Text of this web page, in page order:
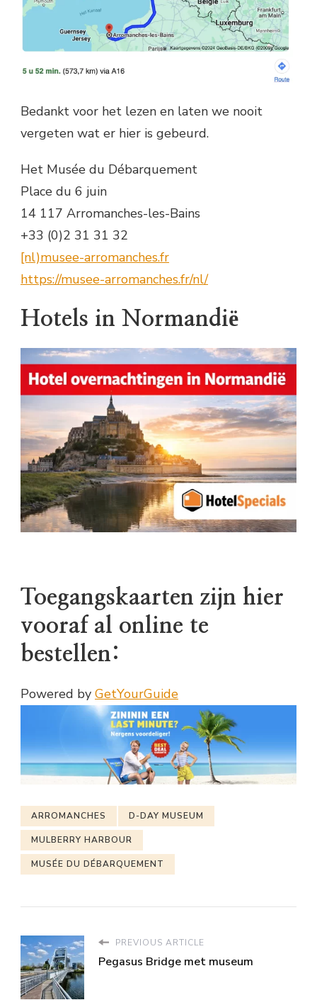
Bedankt voor het lezen en laten we nooit
vergeten wat er hier is gebeurd.
Het Musée du Débarquement
Place du 6 juin
14 117 Arromanches-les-Bains
+33 (0)2 31 31 32
[nl)musee-arromanches.fr
https://musee-arromanches.fr/nl/
Hotels in Normandië
Toegangskaarten zijn hier
vooraf al online te
bestellen:
Powered by GetYourGuide
ARROMANCHES D-DAY MUSEUM
MULBERRY HARBOUR
MUSÉE DU DÉBARQUEMENT
PREVIOUS ARTICLE
Pegasus Bridge met museum